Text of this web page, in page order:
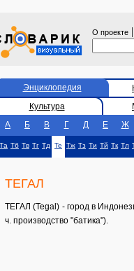
О проекте |
Энциклопедия
Культура
А
Б В Г Д Е Ж
Та Тб Тв Тг Тд Те Тж Тз Ти Тй Тк Тл
ТЕГАЛ
ТЕГАЛ (Tegal) - город в
ч. производство "батика").